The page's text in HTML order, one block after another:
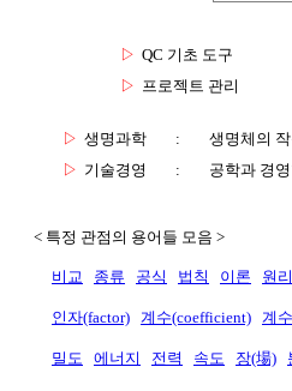
▷ QC 기초 도구
▷ 프로젝트 관리
▷ 생명과학 :
생명체의
▷ 기술경영 : 공학과 경
< 특정 관점의 용어들 모음 >
비교 종류 공식 법칙 이론 원리
인자(factor) 계수(coefficient) 계
밀도 에너지 전력 속도 장(場)